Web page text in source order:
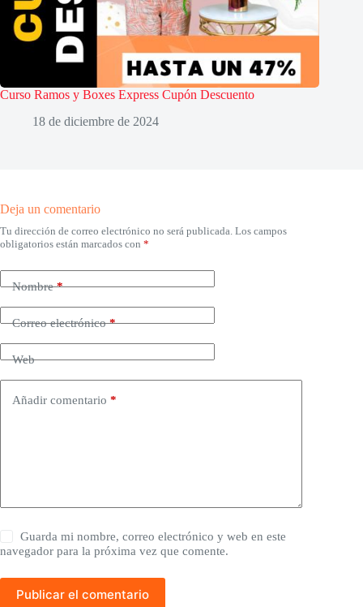
Curso Ramos y Boxes Express Cupón Descuento
18 de diciembre de 2024
Deja un comentario
Tu dirección de correo electrónico no será publicada. Los campos
obligatorios están marcados con *
Nombre*
Correo electrónico*
Web
Añadir comentario *
Guarda mi nombre, correo electrónico y web en este
navegador para la próxima vez que comente.
Publicar el comentario